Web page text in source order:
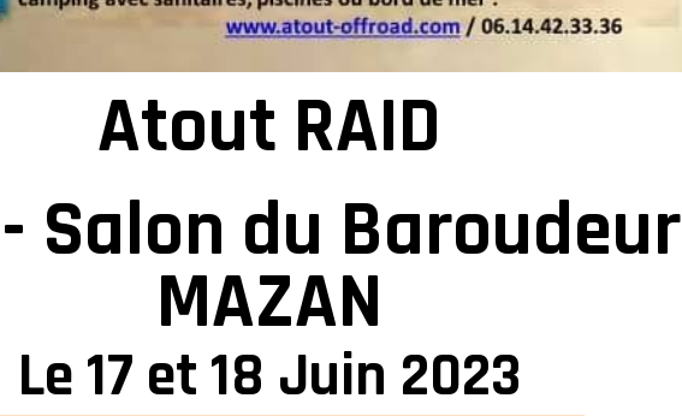
Atout RAID
Salon du Baroudeur
MAZAN
Le 17 et 18 Juin 2023